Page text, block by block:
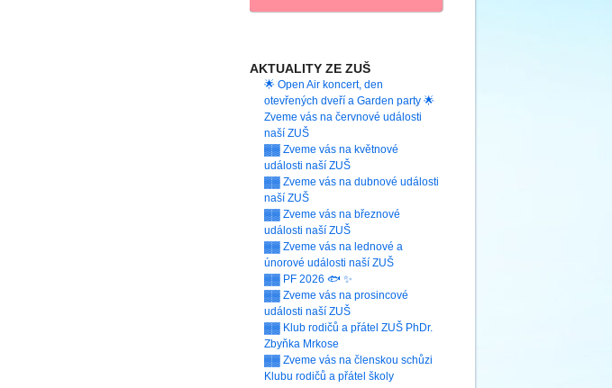
AKTUALITY ZE ZUŠ
🌟 Open Air koncert, den
otevřených dveří a Garden party 🌟
Zveme vás na červnové události
naší ZUŠ
▓▓ Zveme vás na květnové
události naší ZUŠ
▓▓ Zveme vás na dubnové události
naší ZUŠ
▓▓ Zveme vás na březnové
události naší ZUŠ
▓▓ Zveme vás na lednové a
únorové události naší ZUŠ
▓▓ PF 2026 🐟 ✨
▓▓ Zveme vás na prosincové
události naší ZUŠ
▓▓ Klub rodičů a přátel ZUŠ PhDr.
Zbyňka Mrkose
▓▓ Zveme vás na členskou schůzi
Klubu rodičů a přátel školy